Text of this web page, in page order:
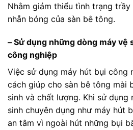
Nhằm giảm thiểu tình trạng
nhẵn bóng của sàn bê tông.
– Sử dụng những dòng máy vệ
công nghiệp
Việc sử dụng máy hút bụi công
cách giúp cho sàn bê tông mài
sinh và chất lượng. Khi sử dụng
sinh chuyên dụng như máy hút
an tâm vì ngoài hút những bụi